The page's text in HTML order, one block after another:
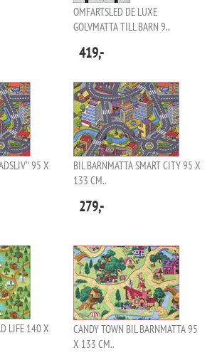
OMFARTSLED DE LUXE
GOLVMATTA TILL BARN 9..
419,-
95 X
BIL BARNMATTA SMART CITY 95 X
133 CM..
279,-
LIFE 140 X
CANDY TOWN BIL BARNMATTA 95
X 133 CM..